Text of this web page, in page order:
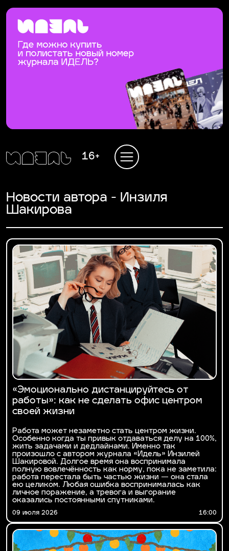
16+
Новости автора - Инзиля
Шакирова
«Эмоционально дистанцируйтесь от
работы»: как не сделать офис центром
своей жизни
Работа может незаметно стать центром жизни.
Особенно когда ты привык отдаваться делу на 100%,
жить задачами и дедлайнами. Именно так
произошло с автором журнала «Идель» Инзилей
Шакировой. Долгое время она воспринимала
полную вовлечённость как норму, пока не заметила:
работа перестала быть частью жизни — она стала
ею целиком. Любая ошибка воспринималась как
личное поражение, а тревога и выгорание
оказались постоянными спутниками.
09 июля 2026 16:00